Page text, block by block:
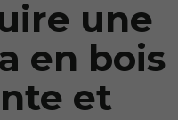
une
en bois
et